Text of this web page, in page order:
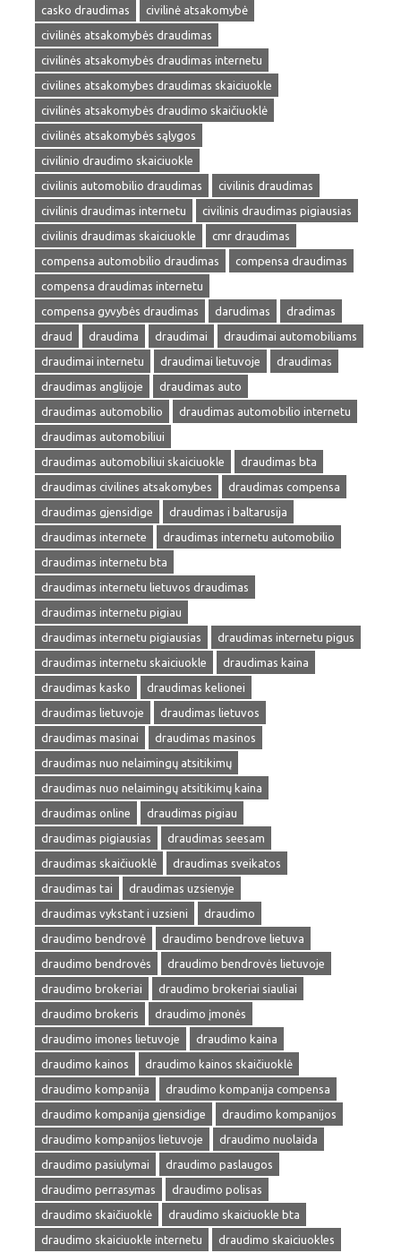
casko draudimas
civilinė atsakomybė
civilinės atsakomybės draudimas
civilinės atsakomybės draudimas internetu
civilines atsakomybes draudimas skaiciuokle
civilinės atsakomybės draudimo skaičiuoklė
civilinės atsakomybės sąlygos
civilinio draudimo skaiciuokle
civilinis automobilio draudimas
civilinis draudimas
civilinis draudimas internetu
civilinis draudimas pigiausias
civilinis draudimas skaiciuokle
cmr draudimas
compensa automobilio draudimas
compensa draudimas
compensa draudimas internetu
compensa gyvybės draudimas
darudimas
dradimas
draud
draudima draudimai
draudimai automobiliams
draudimai internetu
draudimai lietuvoje
draudimas
draudimas anglijoje
draudimas auto
draudimas automobilio
draudimas automobilio internetu
draudimas automobiliui
draudimas automobiliui skaiciuokle
draudimas bta
draudimas civilines atsakomybes
draudimas compensa
draudimas gjensidige
draudimas i baltarusija
draudimas internete
draudimas internetu automobilio
draudimas internetu bta
draudimas internetu lietuvos draudimas
draudimas internetu pigiau
draudimas internetu pigiausias
draudimas internetu pigus
draudimas internetu skaiciuokle
draudimas kaina
draudimas kasko
draudimas kelionei
draudimas lietuvoje
draudimas lietuvos
draudimas masinai
draudimas masinos
draudimas nuo nelaimingų atsitikimų
draudimas nuo nelaimingų atsitikimų kaina
draudimas online
draudimas pigiau
draudimas pigiausias
draudimas seesam
draudimas skaičiuoklė
draudimas sveikatos
draudimas tai
draudimas uzsienyje
draudimas vykstant i uzsieni
draudimo
draudimo bendrovė
draudimo bendrove lietuva
draudimo bendrovės
draudimo bendrovės lietuvoje
draudimo brokeriai
draudimo brokeriai siauliai
draudimo brokeris
draudimo įmonės
draudimo imones lietuvoje
draudimo kaina
draudimo kainos
draudimo kainos skaičiuoklė
draudimo kompanija
draudimo kompanija compensa
draudimo kompanija gjensidige
draudimo kompanijos
draudimo kompanijos lietuvoje
draudimo nuolaida
draudimo pasiulymai
draudimo paslaugos
draudimo perrasymas
draudimo polisas
draudimo skaičiuoklė
draudimo skaiciuokle bta
draudimo skaiciuokle internetu
draudimo skaiciuokles